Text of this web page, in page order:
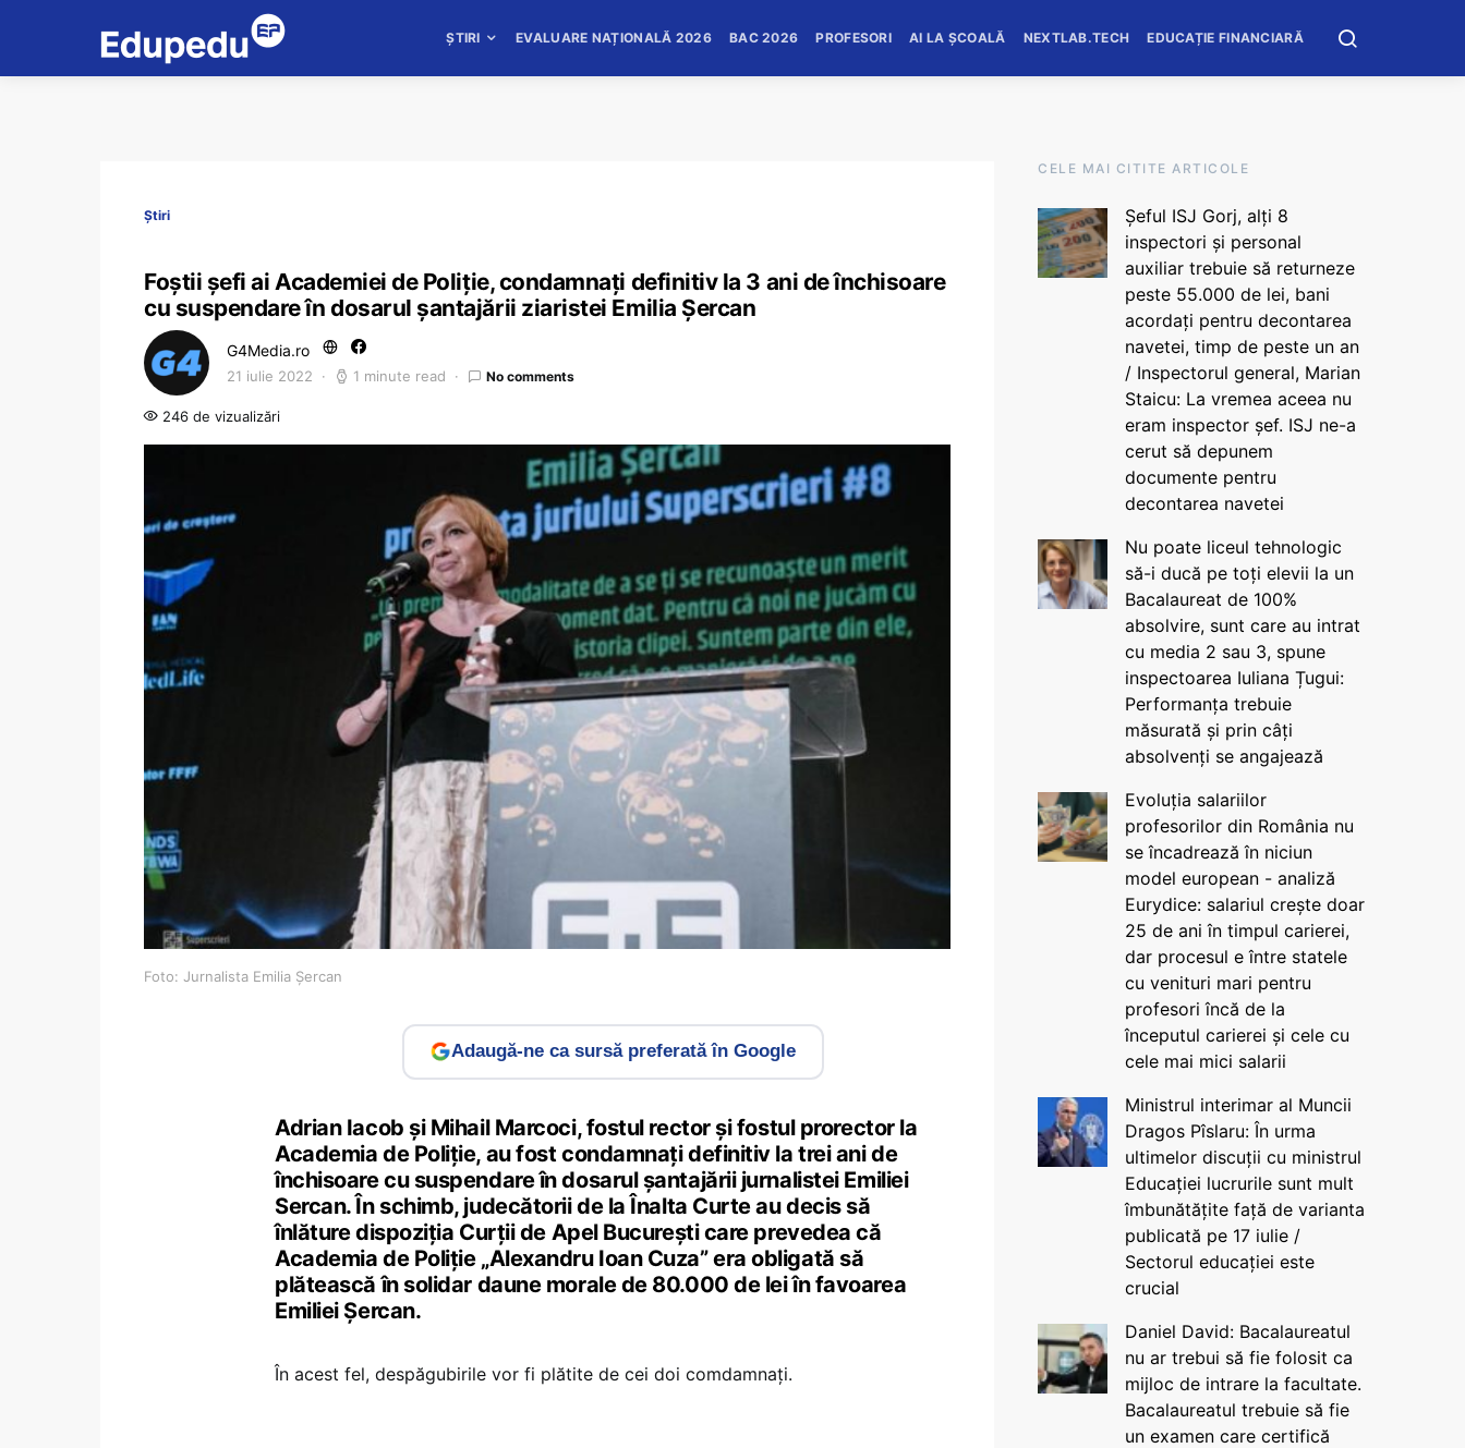
ȘTIRI EVALUARE NAȚIONALĂ 2026 BAC 2026 PROFESORI AI LA ȘCOALĂ NEXTLAB.TECH EDUCAȚIE FINANCIARĂ
Știri
Foștii șefi ai Academiei de Poliție, condamnați definitiv la 3 ani de închisoare
cu suspendare în dosarul șantajării ziaristei Emilia Șercan
G4Media.ro
21 iulie 2022 1 minute read No comments
246 de vizualizări
Foto: Jurnalista Emilia Șercan
Adaugă-ne ca sursă preferată în Google
Adrian Iacob și Mihail Marcoci, fostul rector și fostul prorector la
Academia de Poliție, au fost condamnați definitiv la trei ani de
închisoare cu suspendare în dosarul șantajării jurnalistei Emiliei
Sercan. În schimb, judecătorii de la Înalta Curte au decis să
înlăture dispoziția Curții de Apel București care prevedea că
Academia de Poliție „Alexandru Ioan Cuza” era obligată să
plătească în solidar daune morale de 80.000 de lei în favoarea
Emiliei Șercan.
În acest fel, despăgubirile vor fi plătite de cei doi comdamnați.
CELE MAI CITITE ARTICOLE
Șeful ISJ Gorj, alți 8
inspectori și personal
auxiliar trebuie să returneze
peste 55.000 de lei, bani
acordați pentru decontarea
navetei, timp de peste un an
/ Inspectorul general, Marian
Staicu: La vremea aceea nu
eram inspector șef. ISJ ne-a
cerut să depunem
documente pentru
decontarea navetei
Nu poate liceul tehnologic
să-i ducă pe toți elevii la un
Bacalaureat de 100%
absolvire, sunt care au intrat
cu media 2 sau 3, spune
inspectoarea Iuliana Țugui:
Performanța trebuie
măsurată și prin câți
absolvenți se angajează
Evoluția salariilor
profesorilor din România nu
se încadrează în niciun
model european - analiză
Eurydice: salariul crește doar
25 de ani în timpul carierei,
dar procesul e între statele
cu venituri mari pentru
profesori încă de la
începutul carierei și cele cu
cele mai mici salarii
Ministrul interimar al Muncii
Dragos Pîslaru: În urma
ultimelor discuții cu ministrul
Educației lucrurile sunt mult
îmbunătățite față de varianta
publicată pe 17 iulie /
Sectorul educației este
crucial
Daniel David: Bacalaureatul
nu ar trebui să fie folosit ca
mijloc de intrare la facultate.
Bacalaureatul trebuie să fie
un examen care certifică